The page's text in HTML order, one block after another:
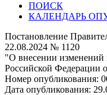
ПОИСК
КАЛЕНДАРЬ
Постановление
22.08.2024 № 1120
"О внесении изменений
Российской Федерации
Номер опубликования:
Дата опубликования: